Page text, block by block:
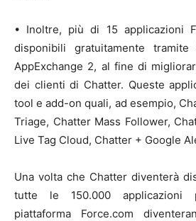
• Inoltre, più di 15 applicazioni
disponibili gratuitamente tramite
AppExchange 2, al fine di
dei clienti di Chatter. Queste
tool e add-on quali, ad esempio,
Triage, Chatter Mass Follower,
Live Tag Cloud, Chatter + Google
Una volta che Chatter diventerà
tutte le 150.000 applicazioni
piattaforma Force.com